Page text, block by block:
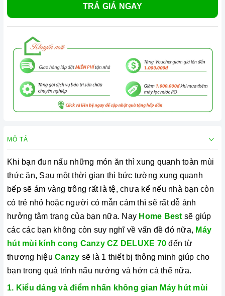
TRẢ GIÁ NGAY
MÔ TẢ
Khi bạn đun nấu những món ăn thì xung quanh toàn mùi
thức ăn, Sau một thời gian thì bức tường xung quanh
bếp sẽ ám vàng trông rất là tệ, chưa kể nếu nhà bạn còn
có trẻ nhỏ hoặc người có mẫn cảm thì sẽ rất dễ ảnh
hưởng tâm trạng của bạn nữa. Nay Home Best sẽ giúp
các các bạn không còn suy nghĩ về vấn đề đó nữa, Máy
hút mùi kính cong Canzy CZ DELUXE 70 đến từ
thương hiệu Canzy sẽ là 1 thiết bị thông minh giúp cho
bạn trong quá trình nấu nướng và hớn cả thế nữa.
1. Kiểu dáng và điểm nhấn không gian Máy hút mùi